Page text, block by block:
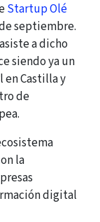
Startup Olé
septiembre.
a dicho
siendo ya un
Castilla y
de
la
digital